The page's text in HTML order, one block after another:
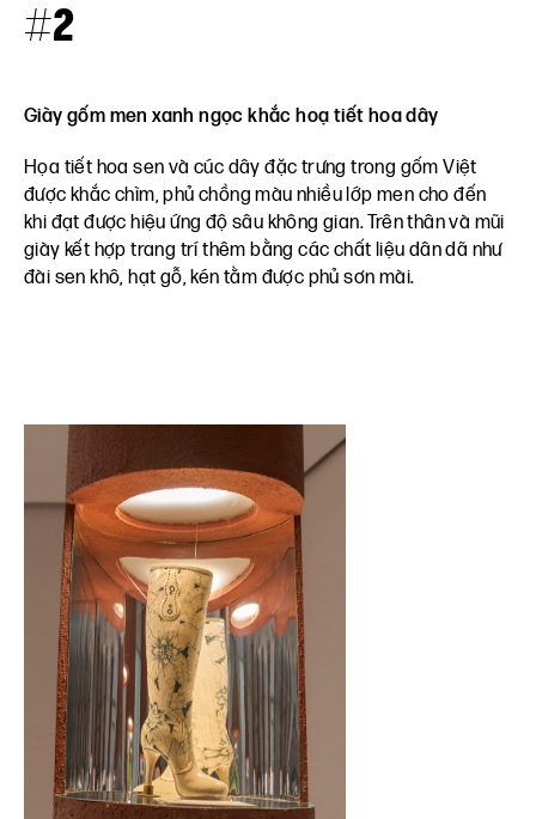
#2
Giày gốm men xanh ngọc khắc hoạ tiết hoa dây
Họa tiết hoa sen và cúc dây đặc trưng trong gốm Việt
được khắc chìm, phủ chồng màu nhiều lớp men cho đến
khi đạt được hiệu ứng độ sâu không gian. Trên thân và mũi
giày kết hợp trang trí thêm bằng các chất liệu dân dã như
đài sen khô, hạt gỗ, kén tằm được phủ sơn mài.